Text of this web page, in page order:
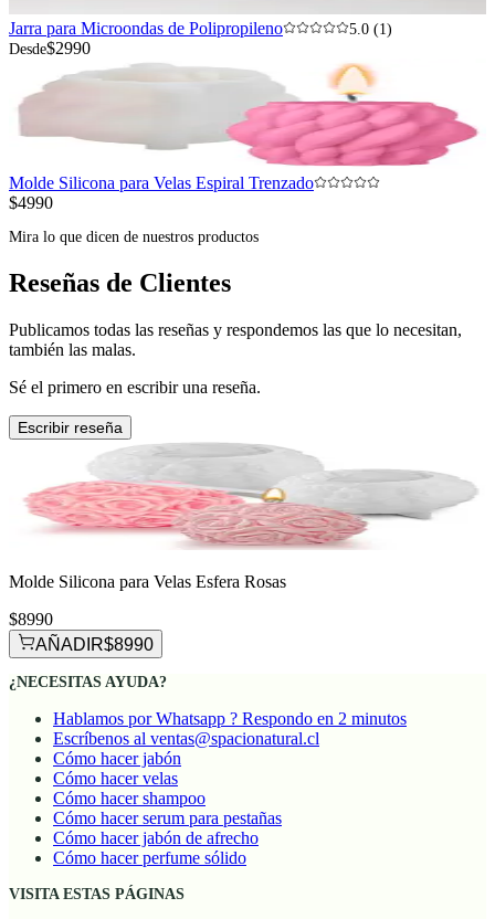
Jarra para Microondas de Polipropileno
5.0 (1)
Desde$2990
Molde Silicona para Velas Espiral Trenzado
$4990
Mira lo que dicen de nuestros productos
Reseñas de Clientes
Publicamos todas las reseñas y respondemos las que lo necesitan,
también las malas.
Sé el primero en escribir una reseña.
Escribir reseña
Molde Silicona para Velas Esfera Rosas
$8990
AÑADIR$8990
¿NECESITAS AYUDA?
Hablamos por Whatsapp ? Respondo en 2 minutos
Escríbenos al ventas@spacionatural.cl
Cómo hacer jabón
Cómo hacer velas
Cómo hacer shampoo
Cómo hacer serum para pestañas
Cómo hacer jabón de afrecho
Cómo hacer perfume sólido
VISITA ESTAS PÁGINAS